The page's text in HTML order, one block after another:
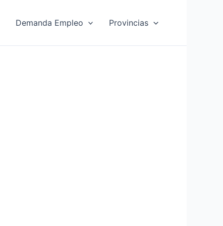
Demanda Empleo Provincias